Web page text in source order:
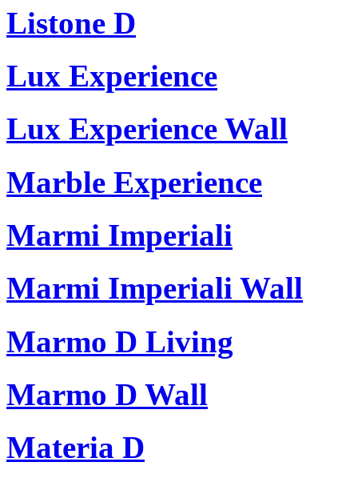
Listone D
Lux Experience
Lux Experience Wall
Marble Experience
Marmi Imperiali
Marmi Imperiali Wall
Marmo D Living
Marmo D Wall
Materia D